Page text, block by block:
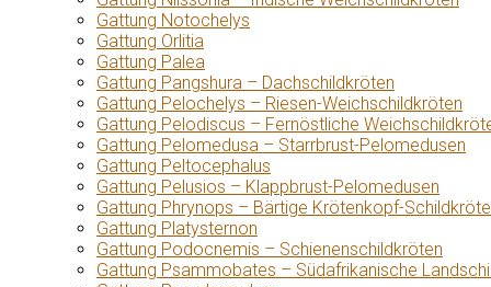
Gattung Notochelys
Gattung Orlitia
Gattung Palea
Gattung Pangshura – Dachschildkröten
Gattung Pelochelys – Riesen-Weichschildkröten
Gattung Pelodiscus – Fernöstliche
Gattung Pelomedusa – Starrbrust-Pelomedusen
Gattung Peltocephalus
Gattung Pelusios – Klappbrust-Pelomedusen
Gattung Phrynops – Bärtige Krötenkopf-
Gattung Platysternon
Gattung Podocnemis – Schienenschildkröten
Gattung Psammobates – Südafrikanische